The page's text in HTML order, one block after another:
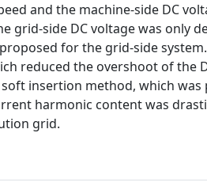
and the machine-side DC
grid-side DC voltage was only
for the grid-side
reduced the overshoot of the
insertion method, which was
harmonic content was
grid.